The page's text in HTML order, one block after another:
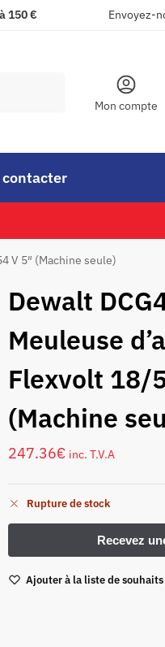
150 € Envoyez-
Mon compte
contacter
V 5″ (Machine seule)
Dewalt
Meuleuse
Flexvolt 18/
(Machine
247.36€ inc. T.V.A
Rupture de stock
Ajouter à la liste de souhaits